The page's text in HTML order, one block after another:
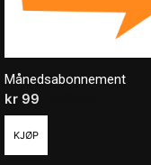
Månedsabonnement
kr 99
KJØP